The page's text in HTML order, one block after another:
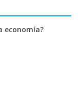
economía?